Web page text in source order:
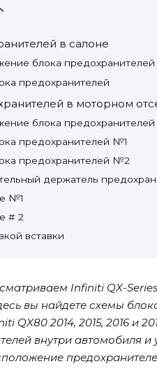
в салоне
блока предохранителей
предохранителей
в моторном
блока предохранителей
предохранителей №1
предохранителей №2
держатель
№1
# 2
вставки
Infiniti QX-
вы найдете схемы
QX80 2014, 2015, 2016
внутри автомобиля